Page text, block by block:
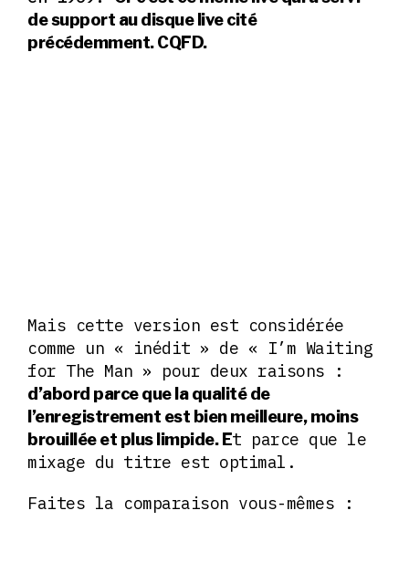
de support au disque live cité
précédemment. CQFD.
Mais cette version est considérée
comme un « inédit » de « I’m Waiting
for The Man » pour deux raisons :
d’abord parce que la qualité de
l’enregistrement est bien meilleure, moins
brouillée et plus limpide. Et parce que le
mixage du titre est optimal.
Faites la comparaison vous-mêmes :